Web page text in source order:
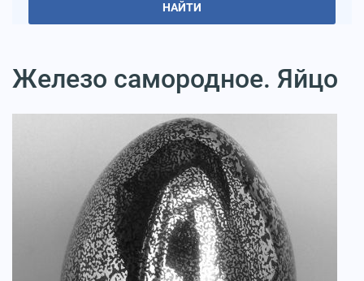
НАЙТИ
Железо самородное. Яйцо